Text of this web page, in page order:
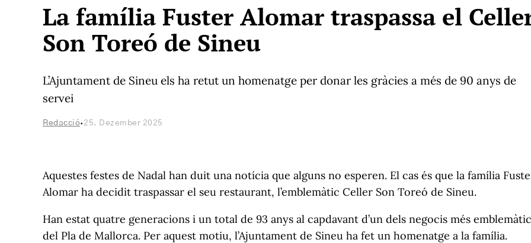
La família Fuster Alomar traspassa el
Son Toreó de Sineu
L’Ajuntament de Sineu els ha retut un homenatge per donar les gràcies a més de 90 anys de
servei
Redacció· 25. Dezember 2025
Aquestes festes de Nadal han duit una notícia que alguns no esperen. El cas és que la família
Alomar ha decidit traspassar el seu restaurant, l’emblemàtic Celler Son Toreó de Sineu.
Han estat quatre generacions i un total de 93 anys al capdavant d’un dels negocis més
del Pla de Mallorca. Per aquest motiu, l’Ajuntament de Sineu ha fet un homenatge a la família.